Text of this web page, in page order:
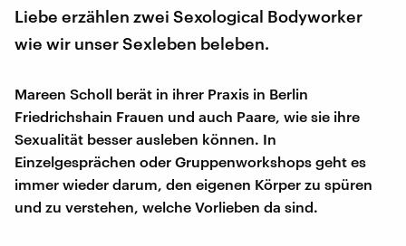
Liebe erzählen zwei Sexological Bodyworker
wie wir unser Sexleben beleben.
Mareen Scholl berät in ihrer Praxis in Berlin
Friedrichshain Frauen und auch Paare, wie sie ihre
Sexualität besser ausleben können. In
Einzelgesprächen oder Gruppenworkshops geht es
immer wieder darum, den eigenen Körper zu spüren
und zu verstehen, welche Vorlieben da sind.